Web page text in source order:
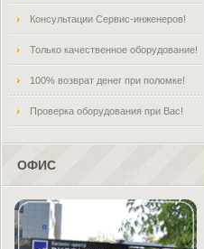
Консультации Сервис-инженеров!
Только качественное оборудование!
100% возврат денег при поломке!
Проверка оборудования при Вас!
ОФИС